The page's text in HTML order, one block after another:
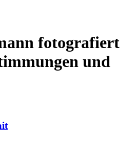
fotografiert
und